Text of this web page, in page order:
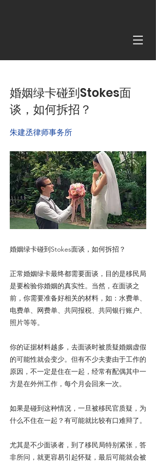
婚姻绿卡碰到Stokes面
谈，如何拆招？
朱建丞律师事务所
婚姻绿卡碰到Stokes面谈，如何拆招？
正常婚姻绿卡最终都需要面谈，目的是移民局
是要检验你婚姻的真实性。当然，在面谈之
前，你需要准备好相关的材料，如：水费单、
电费单、网费单、共同报税、共同银行账户、
照片等等。
你的证据材料越多，去面谈时被质疑婚姻虚假
的可能性就会变少。但有不少夫妻由于工作的
原因，不一定是住在一起，经常有配偶其中一
方是在外州工作，每个月会回来一次。
如果是碰到这种情况，一旦被移民官质疑，为
什么不住在一起？有可能就比较有口难辩了。
尤其是不少面谈者，到了移民局特别紧张，答
非所问，就更容易引起怀疑，最后可能就会被